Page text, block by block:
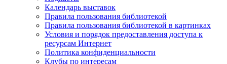
Календарь выставок
Правила пользования библиотекой
Правила пользования библиотекой в картинках
Условия и порядок предоставления доступа к
ресурсам Интернет
Политика конфиденциальности
Клубы по интересам